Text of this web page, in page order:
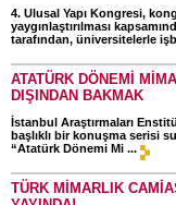
4. Ulusal Yapı Kongresi,
yaygınlaştırılması
tarafından, üniversitelerle
ATATÜRK DÖNEMİ
DIŞINDAN BAKMAK
İstanbul Araştırmaları
başlıklı bir konuşma serisi
“Atatürk Dönemi Mi ...
TÜRK MİMARLIK